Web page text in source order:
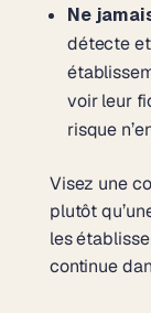
Ne
détecte
voir leur
risque
Visez une
plutôt
les
continue